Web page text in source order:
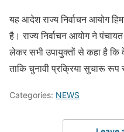
यह आदेश राज्य निर्वाचन आयोग
है। राज्य निर्वाचन आयोग ने
लेकर सभी उपायुक्तों से कहा है कि
ताकि चुनावी प्रक्रिया सुचारू
Categories: NEWS